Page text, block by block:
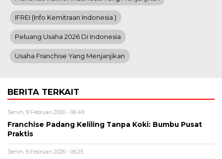
IFREI (info Kemitraan Indonesia )
Peluang Usaha 2026 Di Indonesia
Usaha Franchise Yang Menjanjikan
BERITA TERKAIT
Senin, 9 Februari 2026 - 06:49
Franchise Padang Keliling Tanpa Koki: Bumbu Pusat
Praktis
Senin, 9 Februari 2026 - 06:25